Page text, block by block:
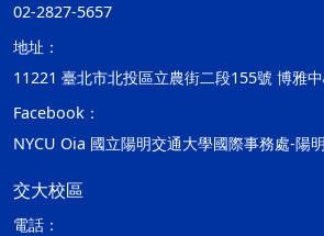
02-2827-5657
地址：
11221 臺北市北投區立農街二段155號 博雅
Facebook：
NYCU Oia 國立陽明交通大學國際事務處-陽
交大校區
電話：